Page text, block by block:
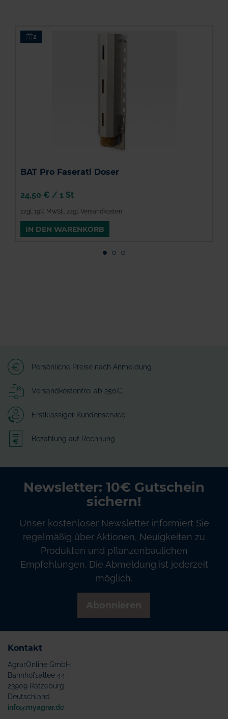
2
BAT Pro Faserati Doser
zzgl. 19% MwSt. zzgl. Versandkosten
24,50 € / 1 St
IN DEN WARENKORB
Persönliche Preise nach Anmeldung
Versandkostenfrei ab 250€
Erstklassiger Kundenservice
Bezahlung auf Rechnung
Newsletter: 10€ Gutschein
sichern!
Unser kostenloser Newsletter informiert Sie
regelmäßig über Aktionen, Neuigkeiten zu
Produkten und pflanzenbaulichen
Empfehlungen. Die Abmeldung ist jederzeit
möglich.
Kontakt
AgrarOnline GmbH
Bahnhofsallee 44
23909 Ratzeburg
Deutschland
info@myagrar.de